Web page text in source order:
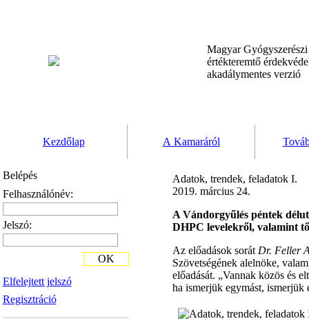
Magyar
értékteremtő
akadálymentes verzió
Kezdőlap A Kamaráról
Belépés
Felhasználónév:
Jelszó:
Elfelejtett jelszó
Regisztráció
OK
Adatok, trendek, feladatok I.
2019. március 24.
A Vándorgyűlés péntek
DHPC levelekről, valamint
Az előadások sorát Dr. Feller
Szövetségének alelnöke,
előadását. „Vannak közös és
ha ismerjük egymást, ismerjük